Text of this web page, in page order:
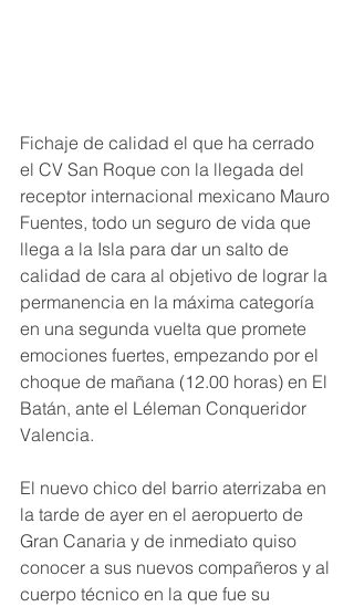
Fichaje de calidad el que ha cerrado
el CV San Roque con la llegada del
receptor internacional mexicano Mauro
Fuentes, todo un seguro de vida que
llega a la Isla para dar un salto de
calidad de cara al objetivo de lograr la
permanencia en la máxima categoría
en una segunda vuelta que promete
emociones fuertes, empezando por el
choque de mañana (12.00 horas) en El
Batán, ante el Léleman Conqueridor
Valencia.
El nuevo chico del barrio aterrizaba en
la tarde de ayer en el aeropuerto de
Gran Canaria y de inmediato quiso
conocer a sus nuevos compañeros y al
cuerpo técnico en la que fue su